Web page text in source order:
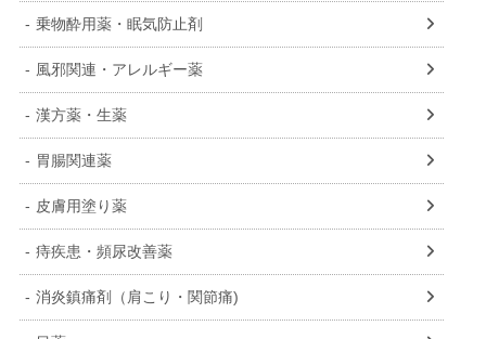
乗物酔用薬・眠気防止剤
風邪関連・アレルギー薬
漢方薬・生薬
胃腸関連薬
皮膚用塗り薬
痔疾患・頻尿改善薬
消炎鎮痛剤（肩こり・関節痛)